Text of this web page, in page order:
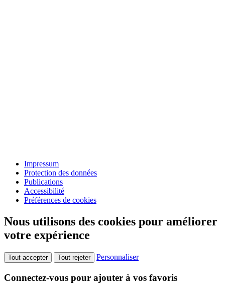
Impressum
Protection des données
Publications
Accessibilité
Préférences de cookies
Nous utilisons des cookies pour améliorer
votre expérience
Tout accepter Tout rejeter Personnaliser
Connectez-vous pour ajouter à vos favoris